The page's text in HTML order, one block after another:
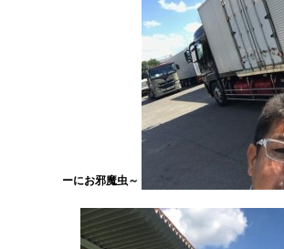
ーにお邪魔虫～